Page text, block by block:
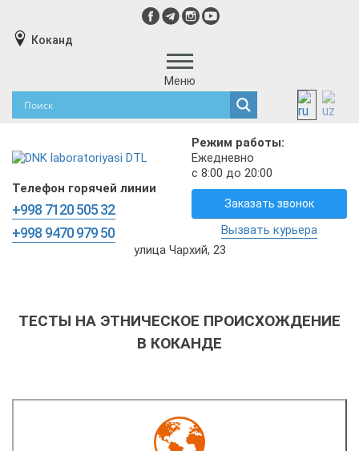
Коканд
Меню
Режим работы:
Ежедневно
с 8:00 до 20:00
Телефон горячей линии
+998 7120 505 32
+998 9470 979 50
Заказать звонок
Вызвать курьера
улица Чархий, 23
ТЕСТЫ НА ЭТНИЧЕСКОЕ ПРОИСХОЖДЕНИЕ
В КОКАНДЕ